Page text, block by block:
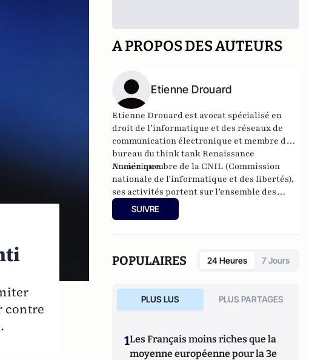
contre
A PROPOS DES AUTEURS
Etienne Drouard
Etienne Drouard est avocat spécialisé en
droit de l’informatique et des réseaux de
communication électronique et membre du
bureau du think tankRenaissance
Numérique.
Ancien membre de la CNIL (Commission
nationale de l'informatique et des libertés),
ses activités portent sur l’ensemble des
débats de régulation des réseaux et
contenus numériques menés devant les
SUIVRE
POPULAIRES 24 Heures 7 Jours
PLUS LUS PLUS PARTAGES
1Les Français moins riches que la
moyenne européenne pour la 3e